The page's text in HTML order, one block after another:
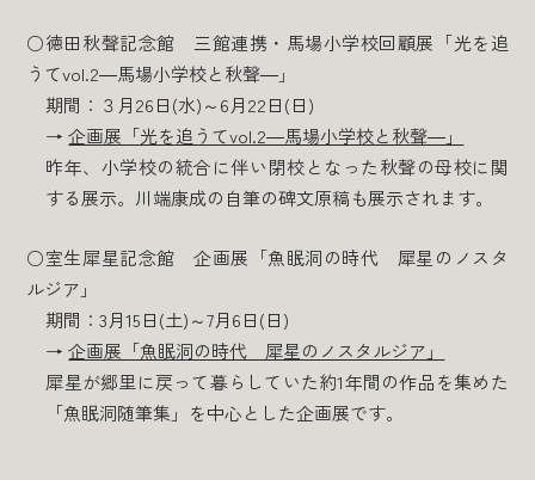
○徳田秋聲記念館 三館連携・馬場小学校回顧展「光を追
うてvol.2―馬場小学校と秋聲―」
期間：３月26日(水)～6月22日(日)
→企画展「光を追うてvol.2―馬場小学校と秋聲―」
昨年、小学校の統合に伴い閉校となった秋聲の母校に関
する展示。川端康成の自筆の碑文原稿も展示されます。
○室生犀星記念館 企画展「魚眠洞の時代 犀星のノスタ
ルジア」
期間：3月15日(土)～7月6日(日)
→企画展「魚眠洞の時代 犀星のノスタルジア」
犀星が郷里に戻って暮らしていた約1年間の作品を集めた
「魚眠洞随筆集」を中心とした企画展です。